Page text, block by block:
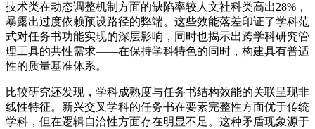
技术类在动态调整机制方面的缺陷率较人文社科类高出28%，
暴露出过度依赖预设路径的弊端。这些效能落差印证了学科范
式对任务书功能实现的深层影响，同时也揭示出跨学科研究管
理工具的共性需求——在保持学科特色的同时，构建具有普适
性的质量基准体系。
比较研究还发现，学科成熟度与任务书结构效能的关联呈现非
线性特征。新兴交叉学科的任务书在要素完整性方面优于传统
学科，但在逻辑自洽性方面存在明显不足。这种矛盾现象源于